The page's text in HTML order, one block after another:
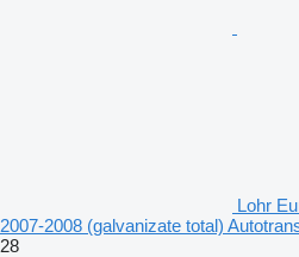
Lohr
2007-2008 (galvanizate total)
28